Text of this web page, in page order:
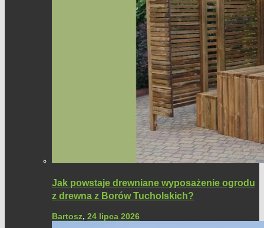
Jak powstaje drewniane wyposażenie ogrodu
z drewna z Borów Tucholskich?
Bartosz, 24 lipca 2026